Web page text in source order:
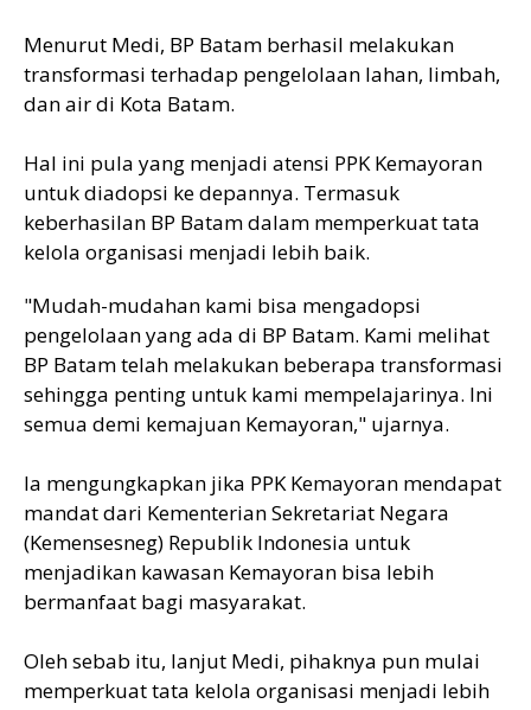
Menurut Medi, BP Batam berhasil melakukan
transformasi terhadap pengelolaan lahan, limbah,
dan air di Kota Batam.
Hal ini pula yang menjadi atensi PPK Kemayoran
untuk diadopsi ke depannya. Termasuk
keberhasilan BP Batam dalam memperkuat tata
kelola organisasi menjadi lebih baik.
"Mudah-mudahan kami bisa mengadopsi
pengelolaan yang ada di BP Batam. Kami melihat
BP Batam telah melakukan beberapa transformasi
sehingga penting untuk kami mempelajarinya. Ini
semua demi kemajuan Kemayoran," ujarnya.
Ia mengungkapkan jika PPK Kemayoran mendapat
mandat dari Kementerian Sekretariat Negara
(Kemensesneg) Republik Indonesia untuk
menjadikan kawasan Kemayoran bisa lebih
bermanfaat bagi masyarakat.
Oleh sebab itu, lanjut Medi, pihaknya pun mulai
memperkuat tata kelola organisasi menjadi lebih